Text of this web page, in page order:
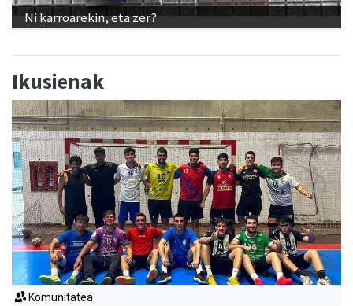
Ni karroarekin, eta zer?
Ikusienak
Komunitatea